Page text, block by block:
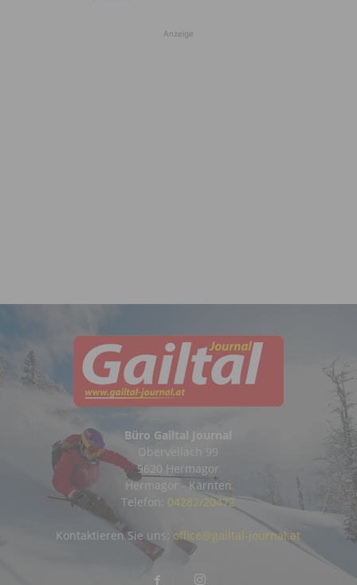
Anzeige
Büro Gailtal Journal
Obervellach 99
9620 Hermagor
Hermagor - Kärnten
Telefon: 04282/20472
Kontaktieren Sie uns: office@gailtal-journal.at